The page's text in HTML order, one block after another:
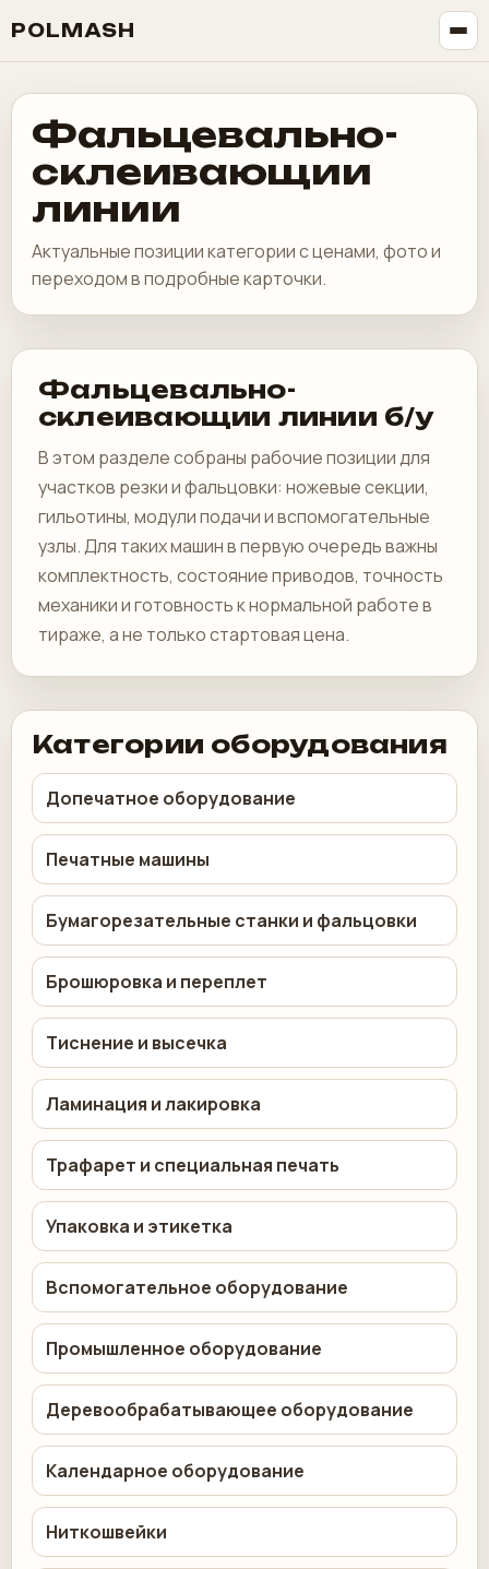
POLMASH
Фальцевально-
склеивающии
линии
Актуальные позиции категории с ценами, фото и
переходом в подробные карточки.
Фальцевально-
склеивающии линии б/у
В этом разделе собраны рабочие позиции для
участков резки и фальцовки: ножевые секции,
гильотины, модули подачи и вспомогательные
узлы. Для таких машин в первую очередь важны
комплектность, состояние приводов, точность
механики и готовность к нормальной работе в
тираже, а не только стартовая цена.
Категории оборудования
Допечатное оборудование
Печатные машины
Бумагорезательные станки и фальцовки
Брошюровка и переплет
Тиснение и высечка
Ламинация и лакировка
Трафарет и специальная печать
Упаковка и этикетка
Вспомогательное оборудование
Промышленное оборудование
Деревообрабатывающее оборудование
Календарное оборудование
Ниткошвейки